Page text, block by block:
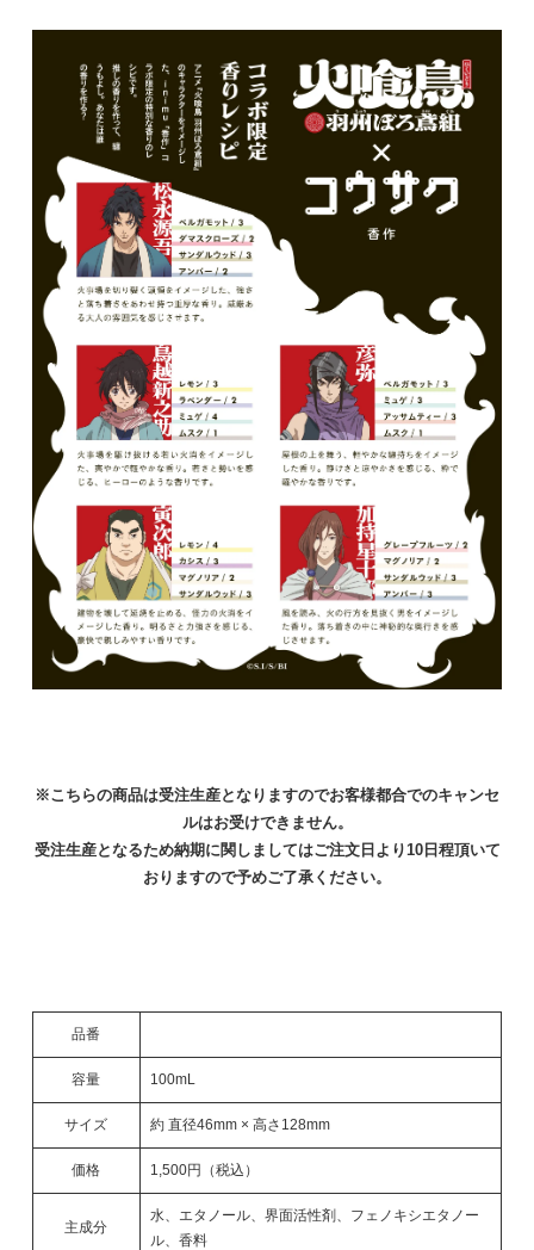
※こちらの商品は受注生産となりますのでお客様都合でのキャンセ
ルはお受けできません。
受注生産となるため納期に関しましてはご注文日より10日程頂いて
おりますので予めご了承ください。
品番
容量 100mL
サイズ 約 直径46mm × 高さ128mm
価格 1,500円（税込）
主成分
水、エタノール、界面活性剤、フェノキシエタノー
ル、香料
鳥越新之助
1,500円(税込)
在庫：20
彦弥
1,500円(税込)
在庫：19
寅次郎
1,500円(税込)
在庫：20
加持星十郎
1,500円(税込)
在庫：20
松永源吾
1,500円(税込)